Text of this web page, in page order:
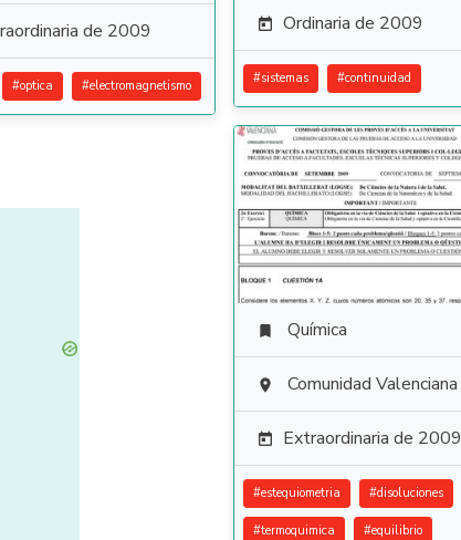
 Ordinaria de 2009
#sistemas #continuidad
de 2009
#optica #electromagnetismo
 Química
 Comunidad Valenciana
 Extraordinaria de 2009
#estequiometria #disoluciones
#termoquimica #equilibrio